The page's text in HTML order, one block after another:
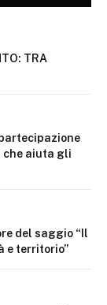
TRA
che aiuta gli
del saggio “Il
e territorio”